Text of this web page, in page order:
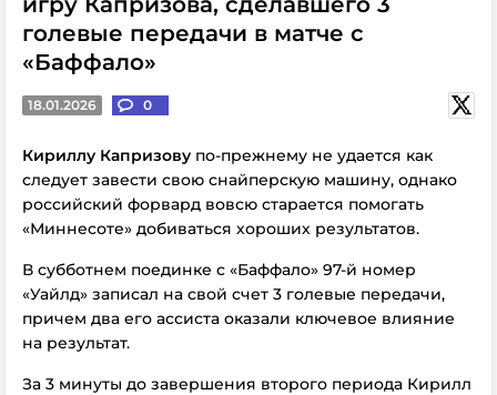
голевые передачи в матче с
«Баффало»
18.01.2026 0
Кириллу Капризову по-прежнему не удается как
следует завести свою снайперскую машину, однако
российский форвард вовсю старается помогать
«Миннесоте» добиваться хороших результатов.
В субботнем поединке с «Баффало» 97-й номер
«Уайлд» записал на свой счет 3 голевые передачи,
причем два его ассиста оказали ключевое влияние
на результат.
За 3 минуты до завершения второго периода Кирилл